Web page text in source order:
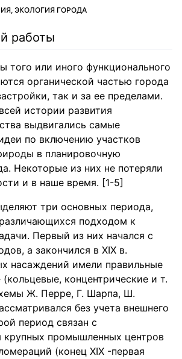
ЭКОЛОГИЯ ГОРОДА
работы
того или иного функционального
органической частью города
так и за ее пределами.
истории развития
выдвигались самые
по включению участков
в планировочную
Некоторые из них не потеряли
и в наше время. [1-5]
три основных периода,
подходом к
Первый из них начался с
а закончился в XIX в.
насаждений имели правильные
концентрические и т.
Ж. Перре, Г. Шарпа, Ш.
без учета внешнего
период связан с
крупных промышленных центров
(конец XIX -первая